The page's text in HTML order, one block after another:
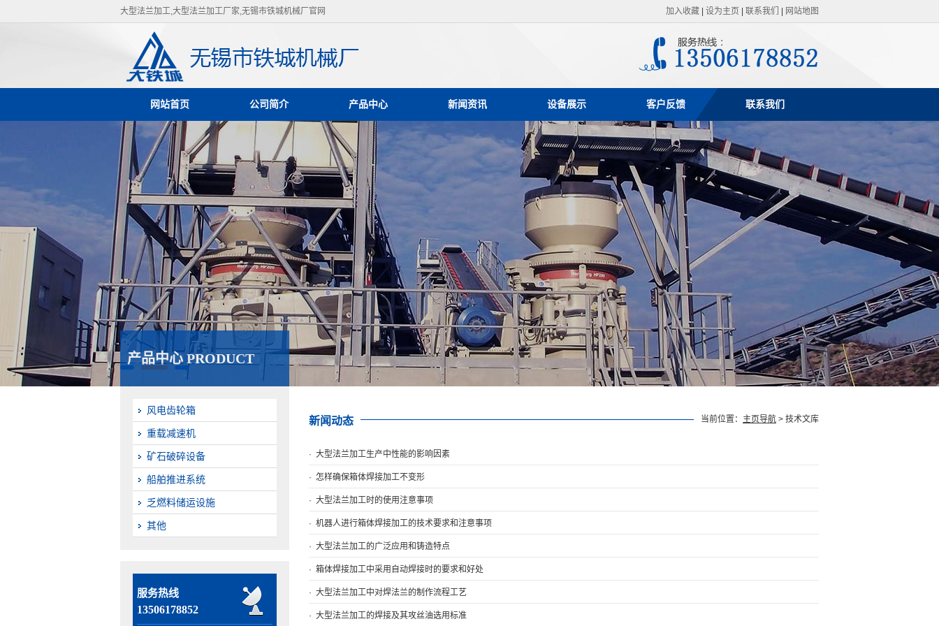
大型法兰加工,大型法兰加工厂家,无锡市铁城机械厂官网 加入收藏 设为主页 联系我们 网站地图
网站首页 公司简介 产品中心 新闻资讯 设备展示 客户反馈 联系我们
产品中心 PRODUCT
风电齿轮箱
重载减速机
矿石破碎设备
船舶推进系统
乏燃料储运设施
其他
服务热线
13506178852
新闻动态 当前位置： 主页导航 > 技术文库
· 大型法兰加工生产中性能的影响因素
· 怎样确保箱体焊接加工不变形
· 大型法兰加工时的使用注意事项
· 机器人进行箱体焊接加工的技术要求和注意事项
· 大型法兰加工的广泛应用和铸造特点
· 箱体焊接加工中采用自动焊接时的要求和好处
· 大型法兰加工中对焊法兰的制作流程工艺
· 大型法兰加工的焊接及其攻丝油选用标准